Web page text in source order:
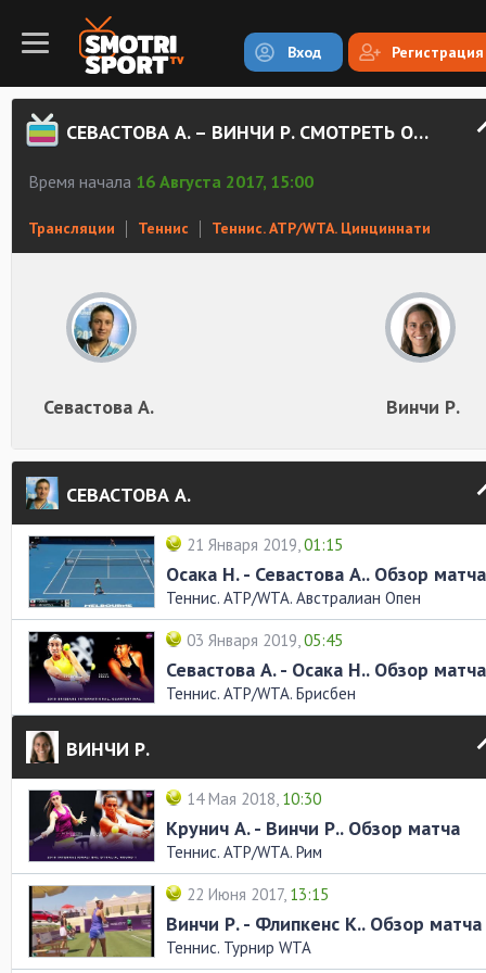
Вход Регистрация
СЕВАСТОВА А. – ВИНЧИ Р. СМОТРЕТЬ ОНЛАЙН
Время начала 16 Августа 2017, 15:00
Трансляции Теннис Теннис. ATP/WTA. Цинциннати
Севастова А. Винчи Р.
СЕВАСТОВА А.
21 Января 2019,01:15
Осака Н. - Севастова А.. Обзор матча
Теннис. ATP/WTA. Австралиан Опен
03 Января 2019,05:45
Севастова А. - Осака Н.. Обзор матча
Теннис. ATP/WTA. Брисбен
ВИНЧИ Р.
14 Мая 2018, 10:30
Крунич А. - Винчи Р.. Обзор матча
Теннис. ATP/WTA. Рим
22 Июня 2017, 13:15
Винчи Р. - Флипкенс К.. Обзор матча
Теннис. Турнир WTA